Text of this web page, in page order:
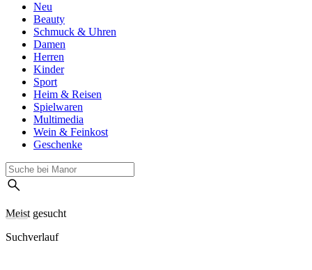
Neu
Beauty
Schmuck & Uhren
Damen
Herren
Kinder
Sport
Heim & Reisen
Spielwaren
Multimedia
Wein & Feinkost
Geschenke
Meist gesucht
Suchverlauf